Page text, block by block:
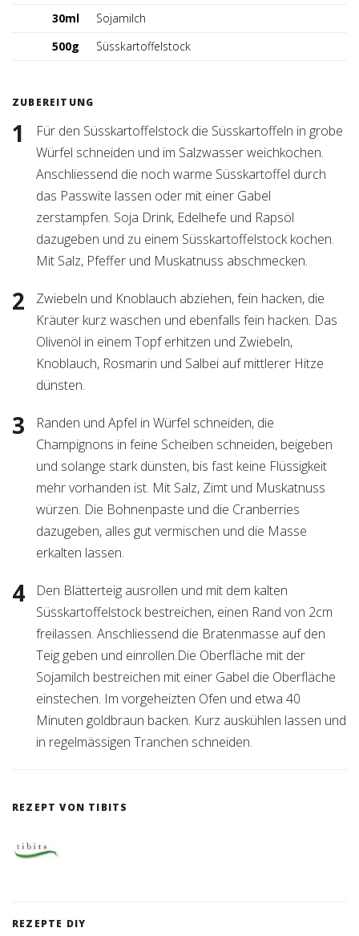
30ml
Sojamilch
500g
Süsskartoffelstock
ZUBEREITUNG
Für den Süsskartoffelstock die Süsskartoffeln in grobe
Würfel schneiden und im Salzwasser weichkochen.
Anschliessend die noch warme Süsskartoffel durch
das Passwite lassen oder mit einer Gabel
zerstampfen. Soja Drink, Edelhefe und Rapsöl
dazugeben und zu einem Süsskartoffelstock kochen.
Mit Salz, Pfeffer und Muskatnuss abschmecken.
Zwiebeln und Knoblauch abziehen, fein hacken, die
Kräuter kurz waschen und ebenfalls fein hacken. Das
Olivenöl in einem Topf erhitzen und Zwiebeln,
Knoblauch, Rosmarin und Salbei auf mittlerer Hitze
dünsten.
Randen und Apfel in Würfel schneiden, die
Champignons in feine Scheiben schneiden, beigeben
und solange stark dünsten, bis fast keine Flüssigkeit
mehr vorhanden ist. Mit Salz, Zimt und Muskatnuss
würzen. Die Bohnenpaste und die Cranberries
dazugeben, alles gut vermischen und die Masse
erkalten lassen.
Den Blätterteig ausrollen und mit dem kalten
Süsskartoffelstock bestreichen, einen Rand von 2cm
freilassen. Anschliessend die Bratenmasse auf den
Teig geben und einrollen.Die Oberfläche mit der
Sojamilch bestreichen mit einer Gabel die Oberfläche
einstechen. Im vorgeheizten Ofen und etwa 40
Minuten goldbraun backen. Kurz auskühlen lassen und
in regelmässigen Tranchen schneiden.
REZEPT VON TIBITS
REZEPTE DIY